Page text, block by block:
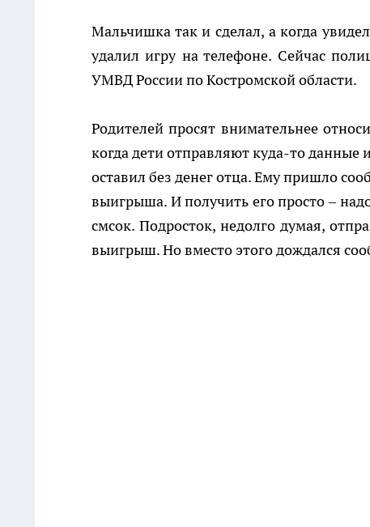
Мальчишка так и сделал, а когда
удалил игру на телефоне. Сейчас
УМВД России по Костромской области.
Родителей просят внимательнее
когда дети отправляют куда-то данные
оставил без денег отца. Ему пришло
выигрыша. И получить его просто –
смсок. Подросток, недолго думая,
выигрыш. Но вместо этого дождался